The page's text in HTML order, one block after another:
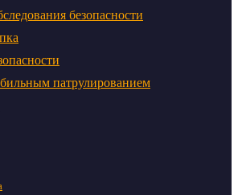
безопасности
патрулированием